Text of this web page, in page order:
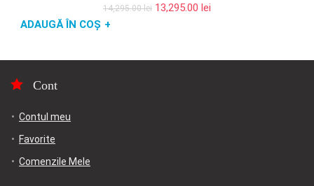
14,295.00lei Prețul
14,295.00 lei.
13,295.00 lei
ADAUGĂ ÎN COȘ +
Cont
Contul meu
Favorite
Comenzile Mele